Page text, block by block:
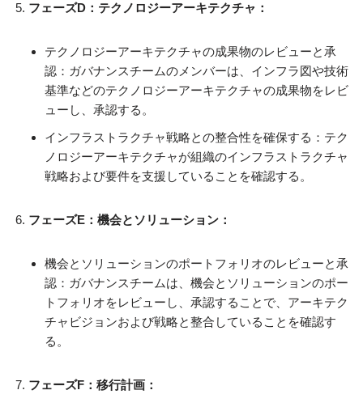
フェーズD：テクノロジーアーキテクチャ：
テクノロジーアーキテクチャの成果物のレビューと承
認：ガバナンスチームのメンバーは、インフラ図や技術
基準などのテクノロジーアーキテクチャの成果物をレビ
ューし、承認する。
インフラストラクチャ戦略との整合性を確保する：テク
ノロジーアーキテクチャが組織のインフラストラクチャ
戦略および要件を支援していることを確認する。
フェーズE：機会とソリューション：
機会とソリューションのポートフォリオのレビューと承
認：ガバナンスチームは、機会とソリューションのポー
トフォリオをレビューし、承認することで、アーキテク
チャビジョンおよび戦略と整合していることを確認す
る。
フェーズF：移行計画：